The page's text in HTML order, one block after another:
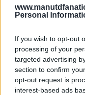
Personal
If you wish to opt-out
processing of your
targeted advertising
section to confirm
opt-out request is
interest-based ads